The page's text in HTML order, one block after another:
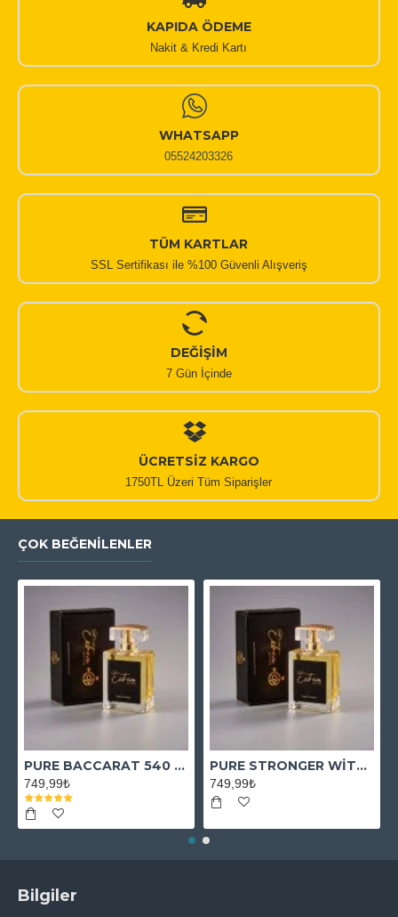
KAPIDA ÖDEME
Nakit & Kredi Kartı
WHATSAPP
05524203326
TÜM KARTLAR
SSL Sertifikası ile %100 Güvenli Alışveriş
DEĞİŞİM
7 Gün İçinde
ÜCRETSİZ KARGO
1750TL Üzeri Tüm Siparişler
ÇOK BEĞENILENLER
PURE BACCARAT 540 EXTRAİT
749,99₺
PURE STRONGER WİTH YOU ABSOLUTELY
749,99₺
Bilgiler